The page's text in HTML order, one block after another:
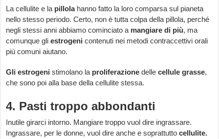
La cellulite e la pillolahanno fatto la loro comparsa sul pianeta
nello stesso periodo. Certo, non è tutta colpa della pillola, perché
negli stessi anni abbiamo cominciato a mangiare di più, ma
comunque gliestrogenicontenuti nei metodi contraccettivi orali
più comuni aiutano.
Gli estrogenistimolano la proliferazionedellecellule grasse,
che sono poi alla base della cellulite stessa.
4. Pasti troppo abbondanti
Inutile girarci intorno. Mangiare troppo vuol dire ingrassare.
Ingrassare, per le donne, vuol dire anche e soprattuttocellulite.